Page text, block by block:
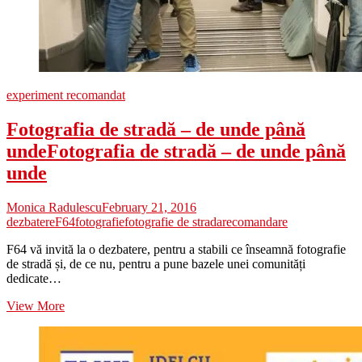
experiment recomandat
Fotografia de stradă – de unde până
undeFotografia de stradă – de unde până
unde
Monica RadulescuFebruary 21, 2016
dezbatereF64fotografiefotografie de stradarecomandare
F64 vă invită la o dezbatere, pentru a stabili ce înseamnă fotografie
de stradă și, de ce nu, pentru a pune bazele unei comunități
dedicate…
View MoreFotografia
–